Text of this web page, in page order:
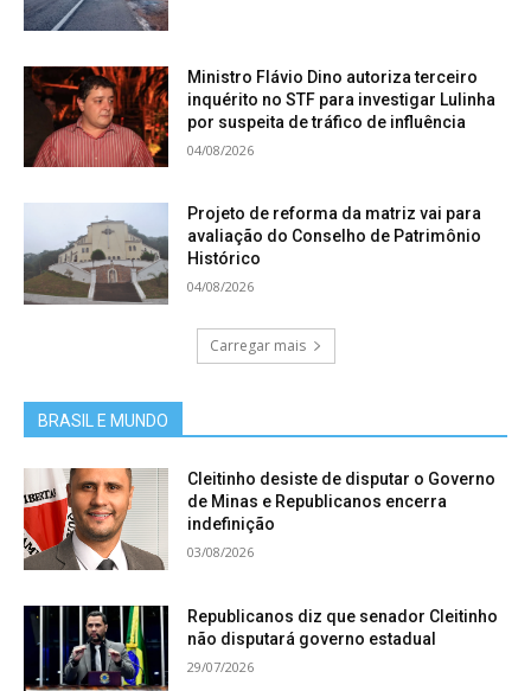
Ministro Flávio Dino autoriza terceiro
inquérito no STF para investigar Lulinha
por suspeita de tráfico de influência
04/08/2026
Projeto de reforma da matriz vai para
avaliação do Conselho de Patrimônio
Histórico
04/08/2026
Carregar mais
BRASIL E MUNDO
Cleitinho desiste de disputar o Governo
de Minas e Republicanos encerra
indefinição
03/08/2026
Republicanos diz que senador Cleitinho
não disputará governo estadual
29/07/2026